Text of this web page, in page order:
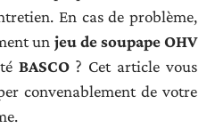
En cas de problème,
un jeu de soupape OHV
BASCO ? Cet article vous
convenablement de votre